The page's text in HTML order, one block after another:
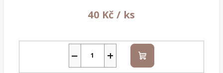
40 Kč / ks
+
− Do
košíku